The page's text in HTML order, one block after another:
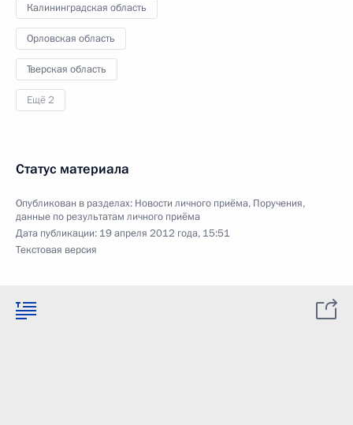
Калининградская область
Орловская область
Тверская область
Ещё 2
Статус материала
Опубликован в разделах: Новости личного приёма, Поручения,
данные по результатам личного приёма
Дата публикации: 19 апреля 2012 года, 15:51
Текстовая версия